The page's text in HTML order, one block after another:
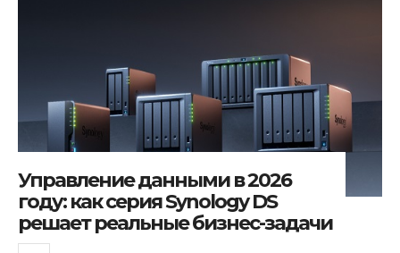
Управление данными в 2026
году: как серия Synology DS
решает реальные бизнес-задачи